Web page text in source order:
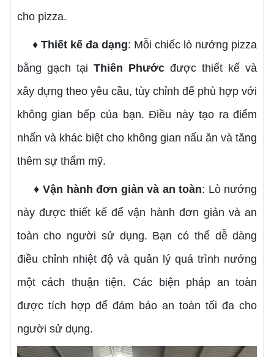
cho pizza.
♦ Thiết kế đa dạng: Mỗi chiếc lò nướng pizza
bằng gạch tại Thiên Phước được thiết kế và
xây dựng theo yêu cầu, tùy chỉnh để phù hợp với
không gian bếp của bạn. Điều này tạo ra điểm
nhấn và khác biệt cho không gian nấu ăn và tăng
thêm sự thẩm mỹ.
♦ Vận hành đơn giản và an toàn: Lò nướng
này được thiết kế để vận hành đơn giản và an
toàn cho người sử dụng. Bạn có thể dễ dàng
điều chỉnh nhiệt độ và quản lý quá trình nướng
một cách thuận tiện. Các biện pháp an toàn
được tích hợp để đảm bảo an toàn tối đa cho
người sử dụng.